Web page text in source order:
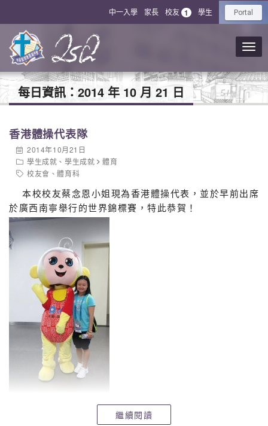
中一入學 家長 校友 1 學生 Portal
每日資訊： 2014 年 10 月 21 日
香港體操代表隊
2014年10月21日
學生成就 、學生成就
體育
校友會 、體育科
本校校友蔡念恩小姐現為香港體操代表，並於早前出席
於廣西南寧舉行的世界錦標賽，特此恭賀！
繼續閱讀